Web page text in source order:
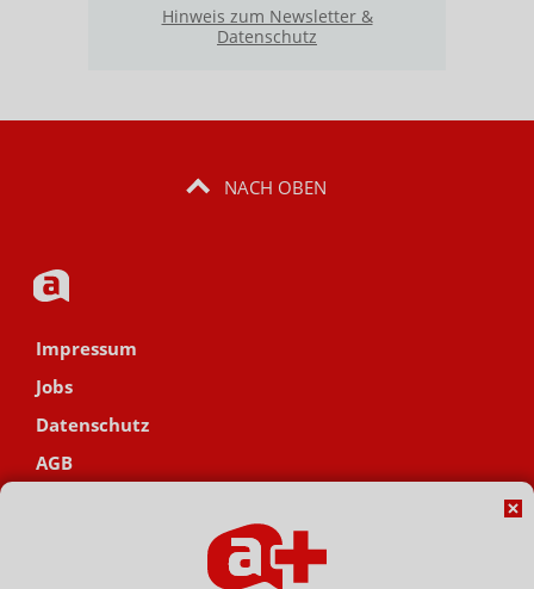
Hinweis zum Newsletter &
Datenschutz
NACH OBEN
Impressum
Jobs
Datenschutz
AGB
Hinweisgebersystem
Vertrag widerrufen